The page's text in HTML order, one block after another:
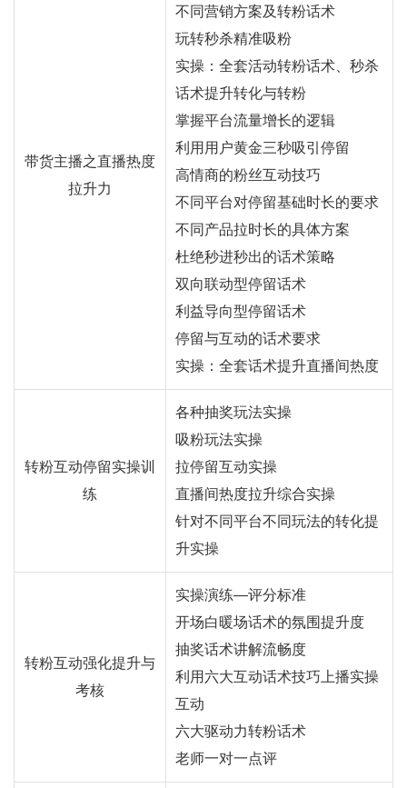
带货主播之直播热度
拉升力
不同营销方案及转粉话术
玩转秒杀精准吸粉
实操：全套活动转粉话术、秒杀
话术提升转化与转粉
掌握平台流量增长的逻辑
利用用户黄金三秒吸引停留
高情商的粉丝互动技巧
不同平台对停留基础时长的要求
不同产品拉时长的具体方案
杜绝秒进秒出的话术策略
双向联动型停留话术
利益导向型停留话术
停留与互动的话术要求
实操：全套话术提升直播间热度
转粉互动停留实操训
练
各种抽奖玩法实操
吸粉玩法实操
拉停留互动实操
直播间热度拉升综合实操
针对不同平台不同玩法的转化提
升实操
转粉互动强化提升与
考核
实操演练—评分标准
开场白暖场话术的氛围提升度
抽奖话术讲解流畅度
利用六大互动话术技巧上播实操
互动
六大驱动力转粉话术
老师一对一点评